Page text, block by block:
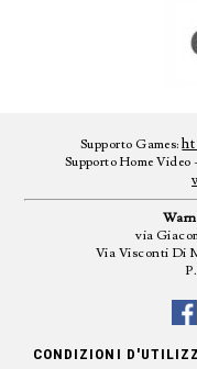
Supporto Games:
Supporto Home
via
Via Visconti Di
CONDIZIONI